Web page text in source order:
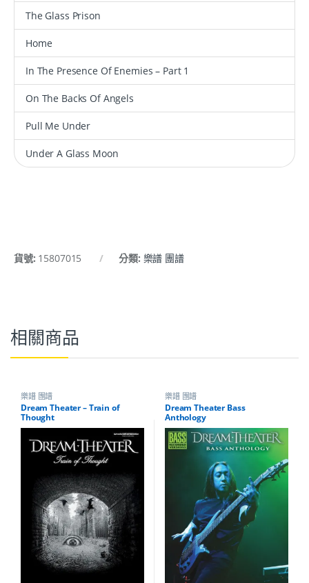
The Glass Prison
Home
In The Presence Of Enemies – Part 1
On The Backs Of Angels
Pull Me Under
Under A Glass Moon
貨號: 15807015 分類: 樂譜 團譜
相關商品
樂譜 團譜
Dream Theater – Train of
Thought
樂譜 團譜
Dream Theater Bass
Anthology